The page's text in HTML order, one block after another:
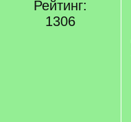
Рейтинг:
1306